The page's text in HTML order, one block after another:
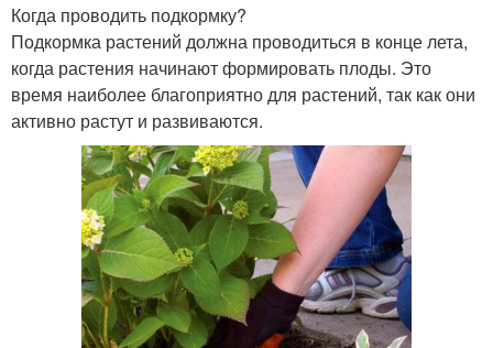
Когда проводить подкормку?
Подкормка растений должна проводиться в конце лета,
когда растения начинают формировать плоды. Это
время наиболее благоприятно для растений, так как они
активно растут и развиваются.